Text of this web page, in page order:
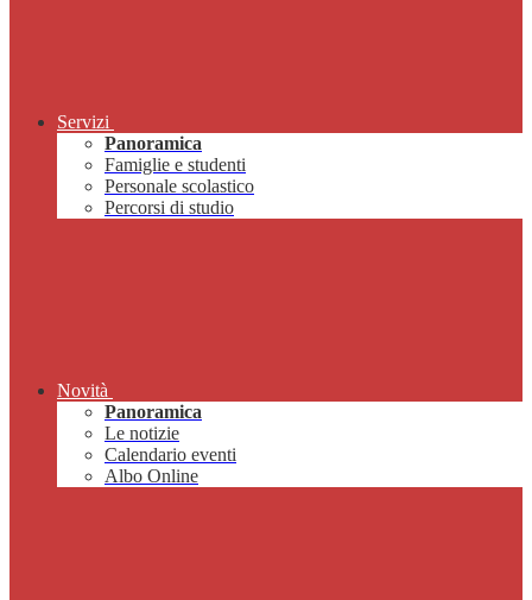
Servizi
Panoramica
Famiglie e studenti
Personale scolastico
Percorsi di studio
Novità
Panoramica
Le notizie
Calendario eventi
Albo Online